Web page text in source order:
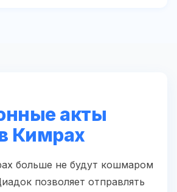
акты
Кимрах
больше не будут кошмаром
позволяет отправлять